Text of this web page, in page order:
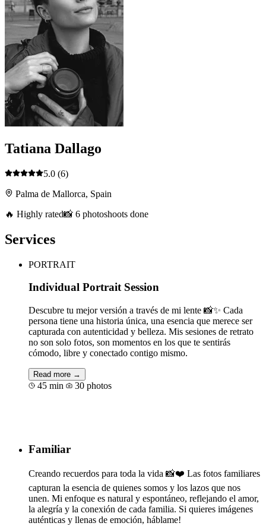
Tatiana Dallago
5.0 (6)
Palma de Mallorca, Spain
🔥 Highly rated📸 6 photoshoots done
Services
PORTRAIT
Individual Portrait Session
Descubre tu mejor versión a través de mi lente 📸✨ Cada
persona tiene una historia única, una esencia que merece ser
capturada con autenticidad y belleza. Mis sesiones de retrato
no son solo fotos, son momentos en los que te sentirás
cómodo, libre y conectado contigo mismo.
Read more →
45 min 30 photos
Familiar
Creando recuerdos para toda la vida 📸❤️ Las fotos familiares
capturan la esencia de quienes somos y los lazos que nos
unen. Mi enfoque es natural y espontáneo, reflejando el amor,
la alegría y la conexión de cada familia. Si quieres imágenes
auténticas y llenas de emoción, háblame!